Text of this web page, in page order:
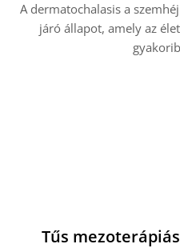
A dermatochalasis a
járó állapot, amely az
Tűs